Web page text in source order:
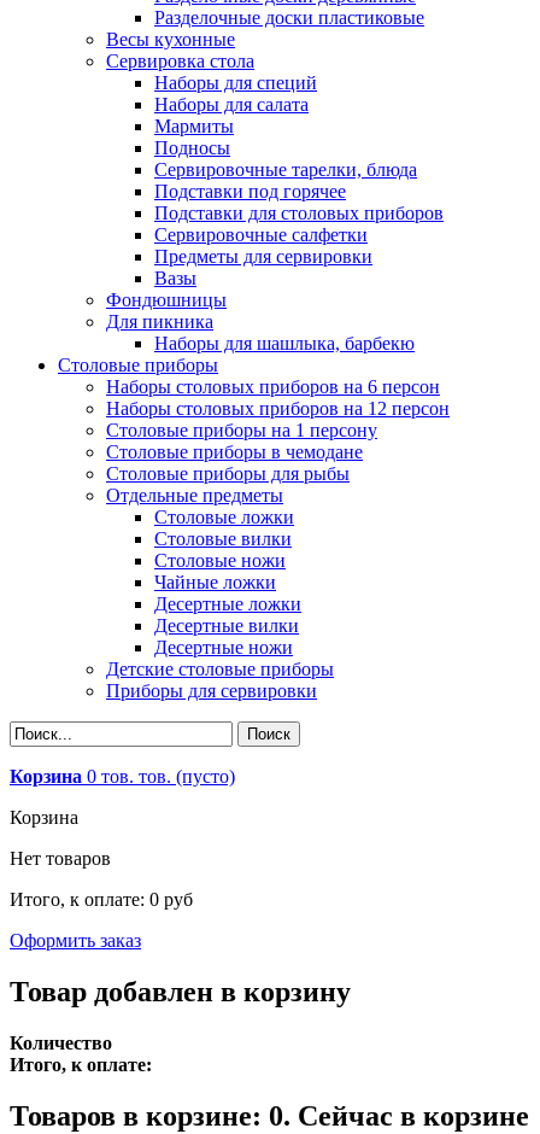
Разделочные доски пластиковые
Весы кухонные
Сервировка стола
Наборы для специй
Наборы для салата
Мармиты
Подносы
Сервировочные тарелки, блюда
Подставки под горячее
Подставки для столовых приборов
Сервировочные салфетки
Предметы для сервировки
Вазы
Фондюшницы
Для пикника
Наборы для шашлыка, барбекю
Столовые приборы
Наборы столовых приборов на 6 персон
Наборы столовых приборов на 12 персон
Столовые приборы на 1 персону
Столовые приборы в чемодане
Столовые приборы для рыбы
Отдельные предметы
Столовые ложки
Столовые вилки
Столовые ножи
Чайные ложки
Десертные ложки
Десертные вилки
Десертные ножи
Детские столовые приборы
Приборы для сервировки
Корзина 0 тов. тов. (пусто)
Корзина
Нет товаров
Итого, к оплате: 0 руб
Оформить заказ
Товар добавлен в корзину
Количество
Итого, к оплате:
Товаров в корзине: 0. Сейчас в корзине